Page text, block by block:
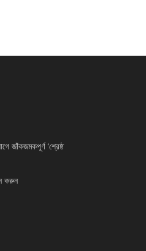
জাঁকজমকপূর্ণ ‘শ্রেষ্ঠ
করুন